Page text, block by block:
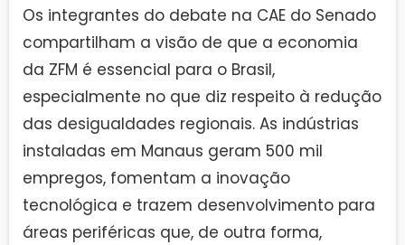
Os integrantes do debate na CAE do Senado
compartilham a visão de que a economia
da ZFM é essencial para o Brasil,
especialmente no que diz respeito à redução
das desigualdades regionais. As indústrias
instaladas em Manaus geram 500 mil
empregos, fomentam a inovação
tecnológica e trazem desenvolvimento para
áreas periféricas que, de outra forma,